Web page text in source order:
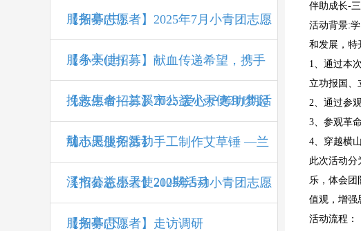
服务亭(中)
【招募志愿者】2025年7月小青团志愿
服务亭(上)
【小天使招募】献血传递希望，携手
挽救生命—兰溪市公益小天使211期活
动
【志愿者招募】2025 爱心护考助梦起
航志愿服务活动
【小天使招募】手工制作艾草锤 —兰
溪市公益小天使210期活动
【招募志愿者】2025年5月小青团志愿
服务亭(下）
【招募志愿者】走访调研
伴助成长-
活动背景:
和发展，特
1、通过本
立功报国、
2、通过参
3、参观革
4、穿越横
此次活动分
乐，体会团
值观，增强
活动流程：